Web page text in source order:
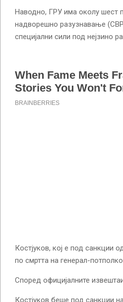
Наводно, ГРУ има околу шест
надворешно разузнавање
специјални сили под нејзино
Костјуков, кој е под
по смртта на генерал-
Според официјалните
Костјуков беше под